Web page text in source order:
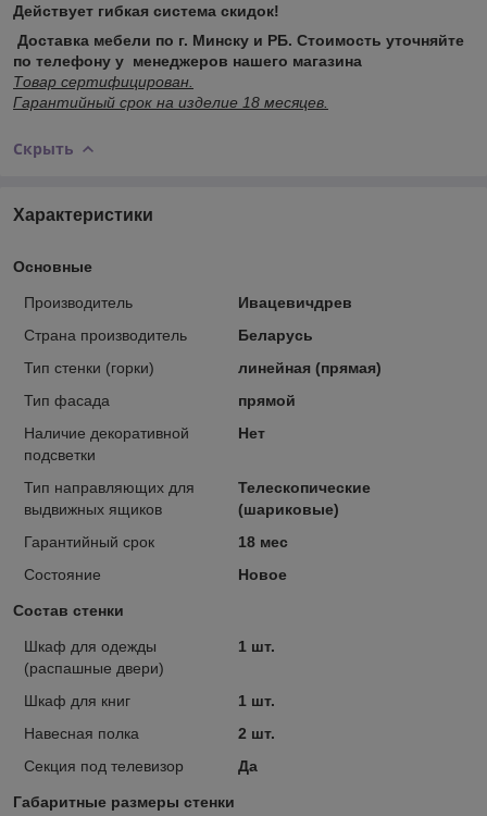
Действует гибкая система скидок!
Доставка мебели по г. Минску и РБ. Стоимость уточняйте
по телефону у менеджеров нашего магазина
Товар сертифицирован.
Гарантийный срок на изделие 18 месяцев.
Скрыть
Характеристики
Основные
Производитель
Ивацевичдрев
Страна производитель
Беларусь
Тип стенки (горки)
линейная (прямая)
Тип фасада
прямой
Наличие декоративной
подсветки
Нет
Тип направляющих для
выдвижных ящиков
Телескопические
(шариковые)
Гарантийный срок
18 мес
Состояние
Новое
Состав стенки
Шкаф для одежды
(распашные двери)
1 шт.
Шкаф для книг
1 шт.
Навесная полка
2 шт.
Секция под телевизор
Да
Габаритные размеры стенки